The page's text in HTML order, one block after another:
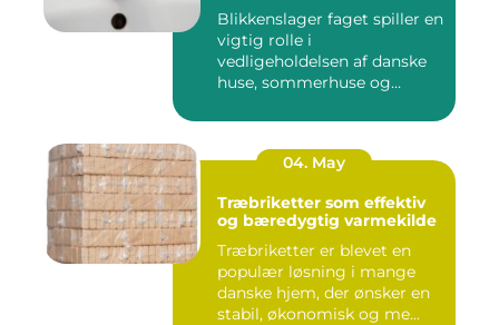
Blikkenslager faget spiller en
vigtig rolle i
vedligeholdelsen af danske
huse, sommerhuse og
04. May
Træbriketter som effektiv
og bæredygtig varmekilde
Træbriketter er blevet en
populær løsning i mange
danske hjem, der ønsker en
stabil, økonomisk og me...